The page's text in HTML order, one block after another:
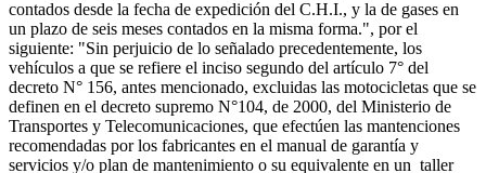
contados desde la fecha de expedición del C.H.I., y la de gases en
un plazo de seis meses contados en la misma forma.", por el
siguiente: "Sin perjuicio de lo señalado precedentemente, los
vehículos a que se refiere el inciso segundo del artículo 7° del
decreto N° 156, antes mencionado, excluidas las motocicletas que se
definen en el decreto supremo N°104, de 2000, del Ministerio de
Transportes y Telecomunicaciones, que efectúen las mantenciones
recomendadas por los fabricantes en el manual de garantía y
servicios y/o plan de mantenimiento o su equivalente en un taller